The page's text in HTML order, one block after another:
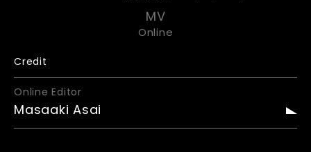
MV
Online
Credit
Online Editor
Masaaki Asai